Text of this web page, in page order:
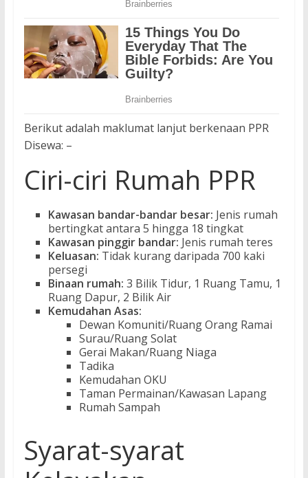
Berikut adalah maklumat lanjut berkenaan PPR
Disewa: –
Ciri-ciri Rumah PPR
Kawasan bandar-bandar besar: Jenis rumah
bertingkat antara 5 hingga 18 tingkat
Kawasan pinggir bandar: Jenis rumah teres
Keluasan: Tidak kurang daripada 700 kaki
persegi
Binaan rumah: 3 Bilik Tidur, 1 Ruang Tamu, 1
Ruang Dapur, 2 Bilik Air
Kemudahan Asas:
Dewan Komuniti/Ruang Orang Ramai
Surau/Ruang Solat
Gerai Makan/Ruang Niaga
Tadika
Kemudahan OKU
Taman Permainan/Kawasan Lapang
Rumah Sampah
Syarat-syarat